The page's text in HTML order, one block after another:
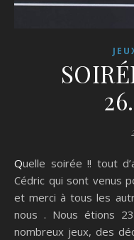
Quelle soirée !! tout d’abord merci à Nicolas, Adeline et
Cédric qui sont venus
et merci à tous les
nous . Nous étions
nombreux jeux, des